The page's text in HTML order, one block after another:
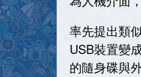
率先提出類
USB裝置變
的隨身碟與